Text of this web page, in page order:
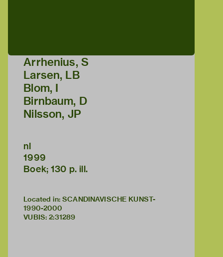
Arrhenius, S
Larsen, LB
Blom, I
Birnbaum, D
Nilsson, JP
nl
1999
Boek; 130 p. ill.
Located in: SCANDINAVISCHE KUNST-
1990-2000
VUBIS: 2:31289